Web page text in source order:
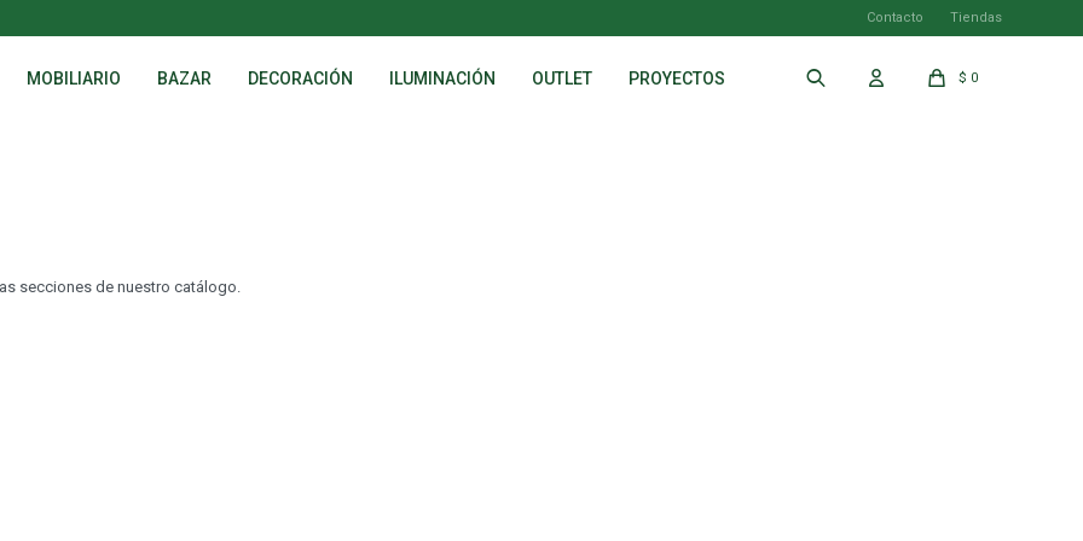
MOBILIARIO BAZAR DECORACIÓN ILUMINACIÓN OUTLET PROYECTOS $ 0
Contacto Tiendas
secciones de nuestro catálogo.